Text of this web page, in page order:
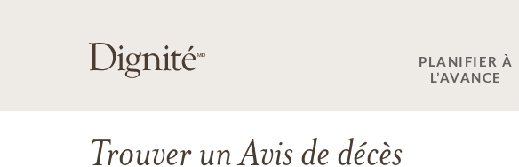
PLANIFIER À
L’AVANCE
Trouver un Avis de décès